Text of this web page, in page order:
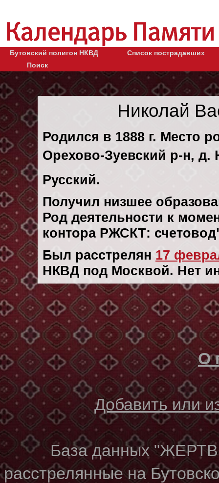
Бутовский полигон НКВД
Список пострадавших
Поиск
Николай
Родился в 1888 г. Место
Орехово-Зуевский р-н, д.
Русский.
Получил низшее
Род деятельности к
контора РЖСКТ:
Был расстрелян 17
НКВД под Москвой. Нет
О
Добавить или
База данных
расстрелянные на